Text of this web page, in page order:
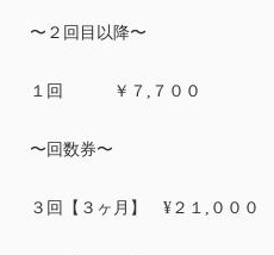
〜２回目以降〜
１回 ￥７,７００
〜回数券〜
３回【３ヶ月】 ¥２１,０００